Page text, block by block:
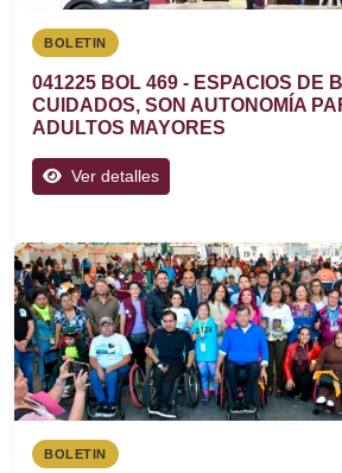
BOLETIN
041225 BOL 469 - ESPACIOS DE
CUIDADOS, SON AUTONOMÍA
ADULTOS MAYORES
Ver detalles
BOLETIN